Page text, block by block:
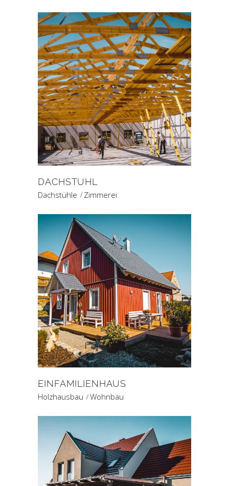
DACHSTUHL
Dachstühle Zimmerei
EINFAMILIENHAUS
Holzhausbau Wohnbau